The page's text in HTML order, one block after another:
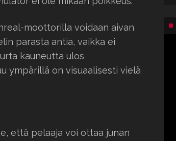
moottorilla voidaan aivan
parasta antia, vaikka ei
kauneutta ulos
ympärillä on visuaalisesti vielä
että pelaaja voi ottaa junan